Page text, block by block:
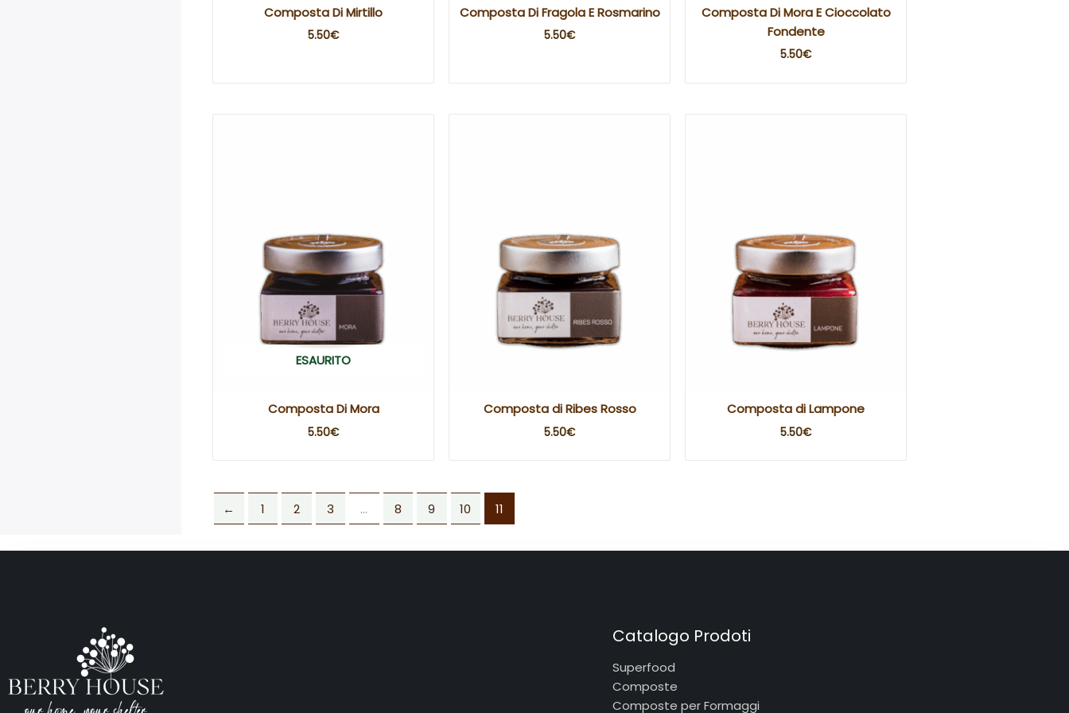
Composta Di Mirtillo
5.50€
Composta Di Fragola E Rosmarino
5.50€
Composta Di Mora E Cioccolato
Fondente
5.50€
ESAURITO
Composta Di Mora
5.50€
Composta di Ribes Rosso
5.50€
Composta di Lampone
5.50€
← 1 2 3 … 8 9 10 11
Catalogo Prodoti
Superfood
Composte
Composte per Formaggi